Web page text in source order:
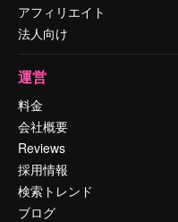
アフィリエイト
法人向け
運営
料金
会社概要
Reviews
採用情報
検索トレンド
ブログ